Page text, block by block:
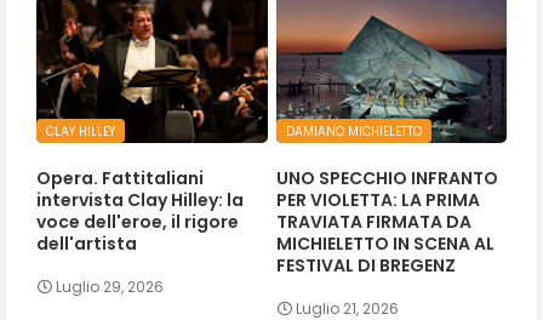
CLAY HILLEY
Opera. Fattitaliani
intervista Clay Hilley: la
voce dell'eroe, il rigore
dell'artista
Luglio 29, 2026
DAMIANO MICHIELETTO
UNO SPECCHIO INFRANTO
PER VIOLETTA: LA PRIMA
TRAVIATA FIRMATA DA
MICHIELETTO IN SCENA AL
FESTIVAL DI BREGENZ
Luglio 21, 2026